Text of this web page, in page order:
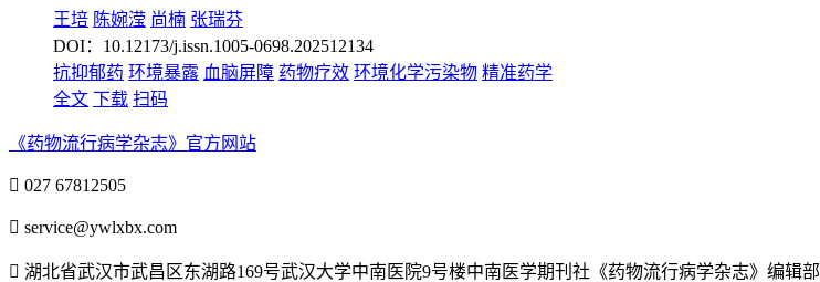
王培 陈婉滢 尚楠 张瑞芬
DOI：10.12173/j.issn.1005-0698.202512134
抗抑郁药 环境暴露 血脑屏障 药物疗效 环境化学污染物 精准药学
全文 下载 扫码
《药物流行病学杂志》官方网站
 027 67812505
 service@ywlxbx.com
 湖北省武汉市武昌区东湖路169号武汉大学中南医院9号楼中南医学期刊社《药物流行病学杂志》编辑部